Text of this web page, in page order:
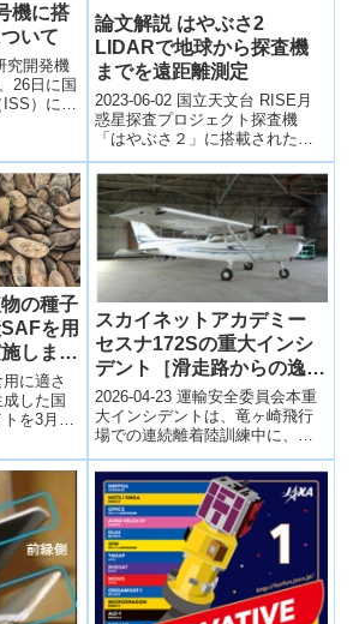
機に搭
いて
究開発機
26日に国
）に結
論文解説 はやぶさ2
LIDARで地球から探査機
までを遠距離測定
2023-06-02 国立天文台 RISE月
惑星探査プロジェクト探査機
「はやぶさ２」に搭載されたレ
ーザ高度計LIDARをレーザ中継
器として使って約600万kmの...
の種子
を用
します
初めて
に使用
に適さ
した国
を3月25
施しま
スカイネットアカデミー
セスナ172Sの重大インシ
デント［滑走路からの逸
脱］(茨城県龍ケ崎市 竜ヶ
崎飛行場、令和6年8月5日
発生）
2026-04-23 運輸安全委員会本重
大インシデントは、竜ヶ崎飛行
場での連続離着陸訓練中に、操
縦練習生が単独搭乗する航空機
が離陸滑走中に滑走路を逸脱し
た事案で...